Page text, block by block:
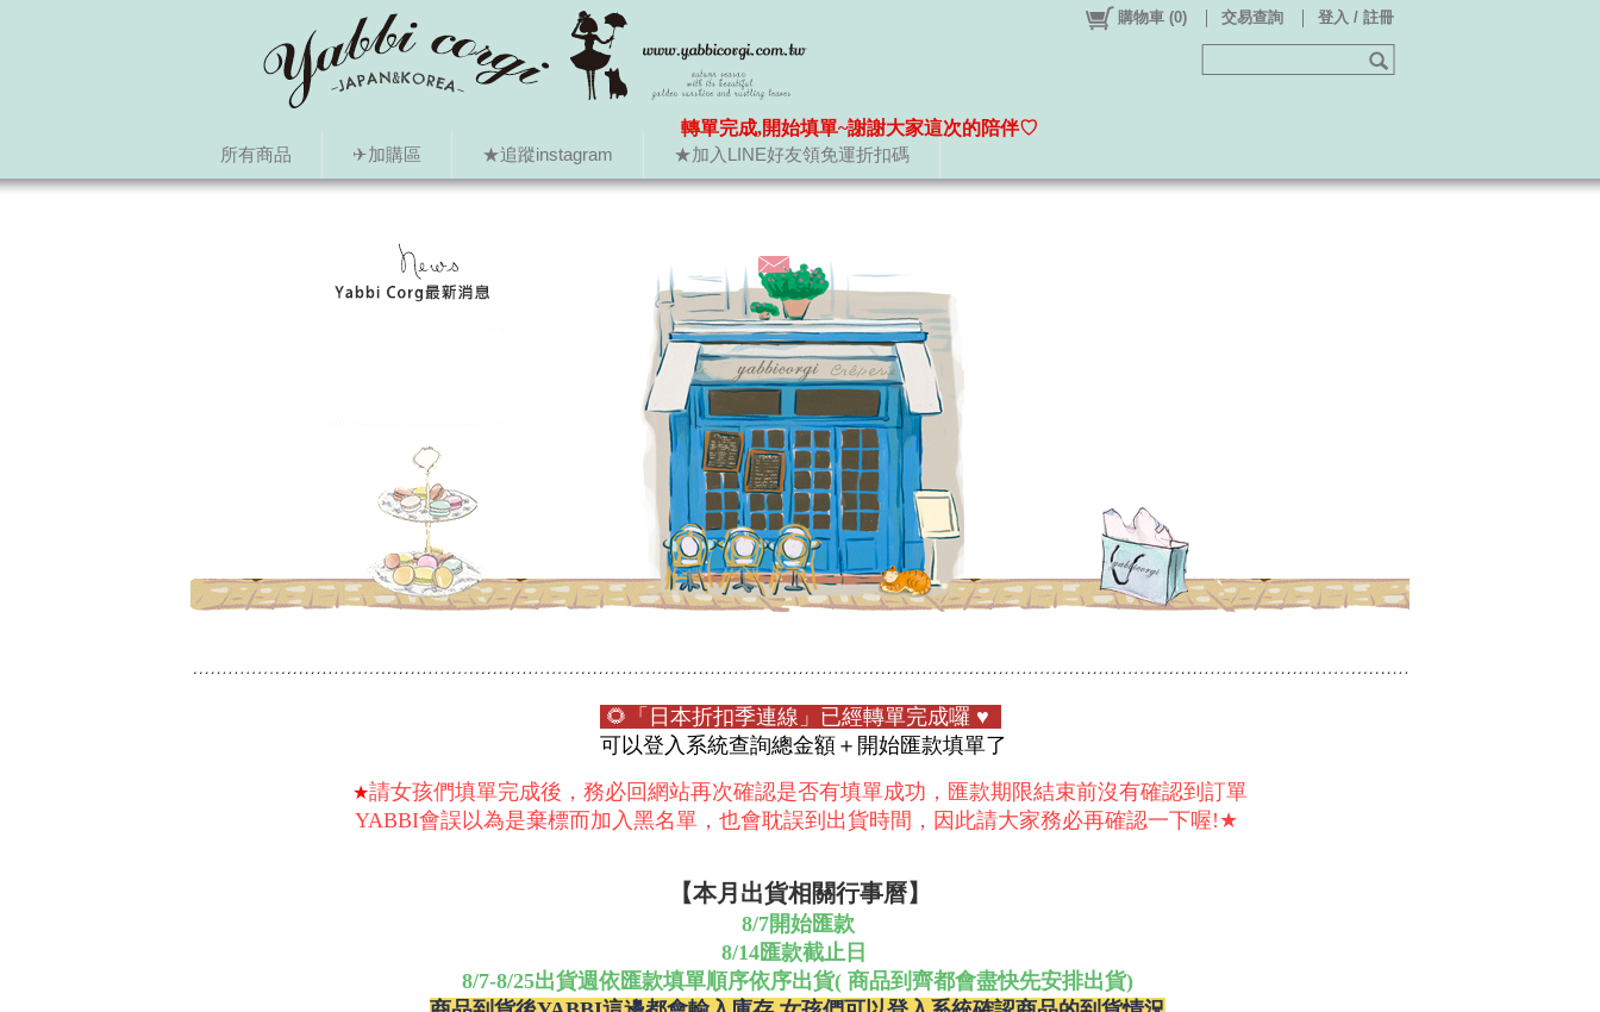
所有商品 ✈加購區 ★追蹤instagram ★加入LINE好友領免運折扣碼
購物車 (0) 交易查詢 登入 / 註冊
轉單完成,開始填單~謝謝大家這次的陪伴♡